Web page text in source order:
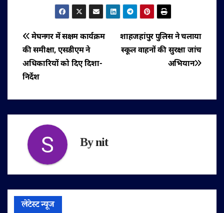
पोस्ट
नेविगेशन
शाहजहांपुर पुलिस ने चलाया
स्कूल वाहनों की सुरक्षा जांच
अभियान
मेघनगर में सक्षम कार्यक्रम
की समीक्षा, एसडीएम ने
अधिकारियों को दिए दिशा-
निर्देश
Bynit
लेटेस्ट न्यूज